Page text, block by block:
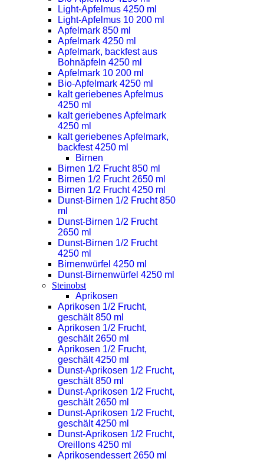
Light-Apfelmus 4250 ml
Light-Apfelmus 10 200 ml
Apfelmark 850 ml
Apfelmark 4250 ml
Apfelmark, backfest aus
Bohnäpfeln 4250 ml
Apfelmark 10 200 ml
Bio-Apfelmark 4250 ml
kalt geriebenes Apfelmus
4250 ml
kalt geriebenes Apfelmark
4250 ml
kalt geriebenes Apfelmark,
backfest 4250 ml
Birnen
Birnen 1/2 Frucht 850 ml
Birnen 1/2 Frucht 2650 ml
Birnen 1/2 Frucht 4250 ml
Dunst-Birnen 1/2 Frucht 850
ml
Dunst-Birnen 1/2 Frucht
2650 ml
Dunst-Birnen 1/2 Frucht
4250 ml
Birnenwürfel 4250 ml
Dunst-Birnenwürfel 4250 ml
Steinobst
Aprikosen
Aprikosen 1/2 Frucht,
geschält 850 ml
Aprikosen 1/2 Frucht,
geschält 2650 ml
Aprikosen 1/2 Frucht,
geschält 4250 ml
Dunst-Aprikosen 1/2 Frucht,
geschält 850 ml
Dunst-Aprikosen 1/2 Frucht,
geschält 2650 ml
Dunst-Aprikosen 1/2 Frucht,
geschält 4250 ml
Dunst-Aprikosen 1/2 Frucht,
Oreillons 4250 ml
Aprikosendessert 2650 ml